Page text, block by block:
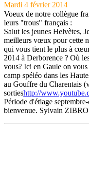
Mardi 4 février 2014
Voeux de notre collègue
leurs "trous" français :
Salut les jeunes Helvètes,
meilleurs vœux pour cette
qui vous tient le plus à
2014 à Derborence ? Où
vous? Ici en Gaule on
camp spéléo dans les
au Gouffre du Charentais
sortieshttp://
Période d'étiage
bienvenue. Sylvain